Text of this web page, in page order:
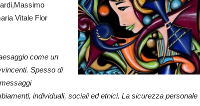
Vitale Flor
come un
Spesso di
individuali, sociali ed etnici. La sicurezza personale